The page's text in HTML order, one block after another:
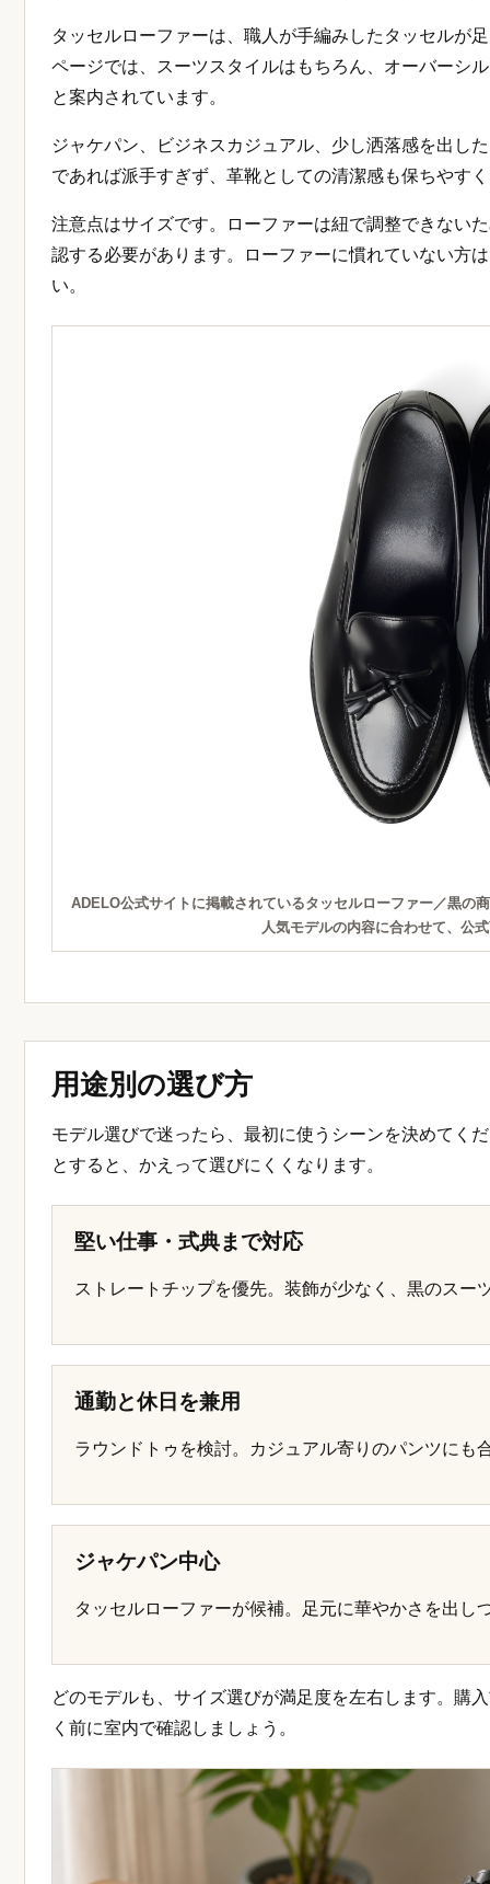
タッセルローファーは、職人が手編みしたタッセルが
ページでは、スーツスタイルはもちろん、オーバーシ
と案内されています。
ジャケパン、ビジネスカジュアル、少し洒落感を出し
であれば派手すぎず、革靴としての清潔感も保ちやす
注意点はサイズです。ローファーは紐で調整できない
認する必要があります。ローファーに慣れていない方
い。
ADELO公式サイトに掲載されているタッセルローファー／黒の
人気モデルの内容に合わせて、公
用途別の選び方
モデル選びで迷ったら、最初に使うシーンを決めてく
とすると、かえって選びにくくなります。
堅い仕事・式典まで対応
ストレートチップを優先。装飾が少なく、黒のスー
通勤と休日を兼用
ラウンドトゥを検討。カジュアル寄りのパンツにも
ジャケパン中心
タッセルローファーが候補。足元に華やかさを出し
どのモデルも、サイズ選びが満足度を左右します。購
く前に室内で確認しましょう。